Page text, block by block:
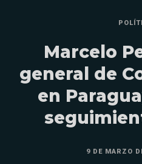
Marcelo
general de
en
9 DE MARZO